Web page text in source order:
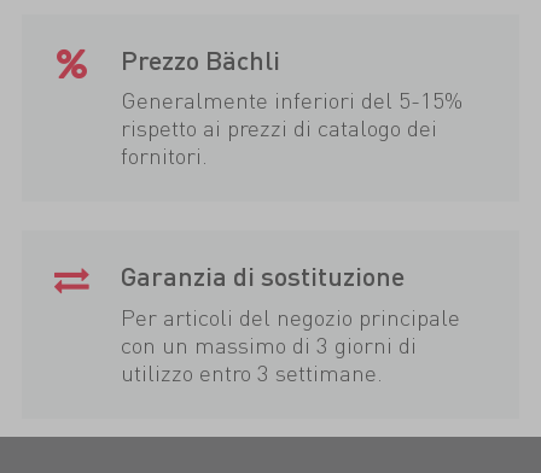
Prezzo Bächli
Generalmente inferiori del 5-15%
rispetto ai prezzi di catalogo dei
fornitori.
Garanzia di sostituzione
Per articoli del negozio principale
con un massimo di 3 giorni di
utilizzo entro 3 settimane.